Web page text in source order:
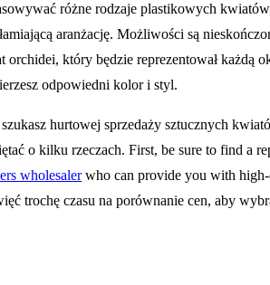
różne rodzaje plastikowych
aranżację. Możliwości są
orchidei, który będzie reprezentował każdą
odpowiedni kolor i styl.
szukasz hurtowej sprzedaży sztucznych
o kilku rzeczach. First, be sure to find a
wholesalerwho can provide you with
trochę czasu na porównanie cen, aby